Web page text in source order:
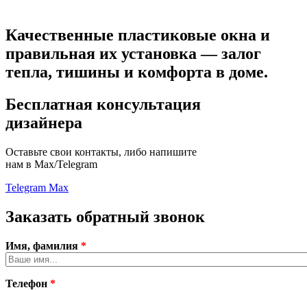
Качественные пластиковые окна и
правильная их установка — залог
тепла, тишины и комфорта в доме.
Бесплатная консультация
дизайнера
Оставьте свои контакты, либо напишите
нам в Max/Telegram
Telegram Max
Заказать обратный звонок
Имя, фамилия *
Телефон *